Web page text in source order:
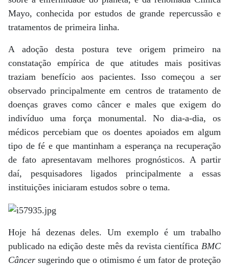
Mayo, conhecida por estudos de grande repercussão e
tratamentos de primeira linha.
A adoção desta postura teve origem primeiro na
constatação empírica de que atitudes mais positivas
traziam benefício aos pacientes. Isso começou a ser
observado principalmente em centros de tratamento de
doenças graves como câncer e males que exigem do
indivíduo uma força monumental. No dia-a-dia, os
médicos percebiam que os doentes apoiados em algum
tipo de fé e que mantinham a esperança na recuperação
de fato apresentavam melhores prognósticos. A partir
daí, pesquisadores ligados principalmente a essas
instituições iniciaram estudos sobre o tema.
Hoje há dezenas deles. Um exemplo é um trabalho
publicado na edição deste mês da revista científica BMC
Câncer sugerindo que o otimismo é um fator de proteção